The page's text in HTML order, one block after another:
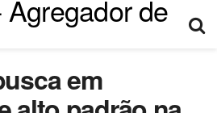
de
em